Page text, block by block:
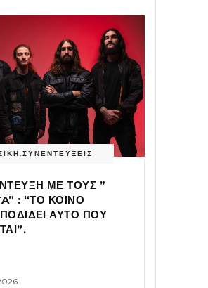
,ΣΥΝΕΝΤΕΥΞΕΙΣ
ΜΕ ΤΟΥΣ ”
: “ΤΟ ΚΟΙΝΟ
ΑΥΤΟ ΠΟΥ